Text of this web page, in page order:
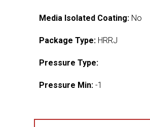
Media Isolated Coating: No
Package Type: HRRJ
Pressure Type:
Pressure Min: -1